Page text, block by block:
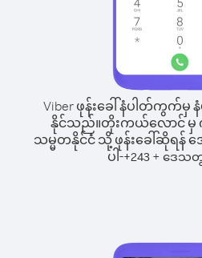
Viber ဖုန်းခေါ်နံပါတ်ကွက်မှ
နိုင်သည်။တိုးကယ်လောင်
သမ္မတနိုင်ငံ သို့ ဖုန်းခေါ်ဆိုရန် အ
ပါ-+243 + ဒေသတွ